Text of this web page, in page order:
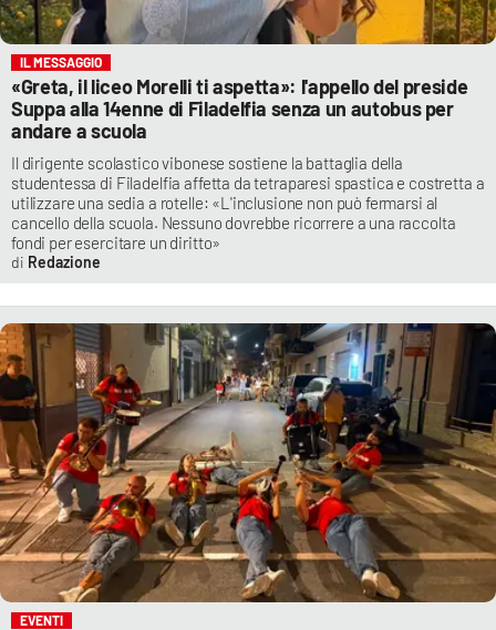
IL MESSAGGIO
«Greta, il liceo Morelli ti aspetta»: l'appello del preside
Suppa alla 14enne di Filadelfia senza un autobus per
andare a scuola
Il dirigente scolastico vibonese sostiene la battaglia della
studentessa di Filadelfia affetta da tetraparesi spastica e costretta a
utilizzare una sedia a rotelle: «L'inclusione non può fermarsi al
cancello della scuola. Nessuno dovrebbe ricorrere a una raccolta
fondi per esercitare un diritto»
Redazione
EVENTI